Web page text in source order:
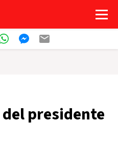
presidente